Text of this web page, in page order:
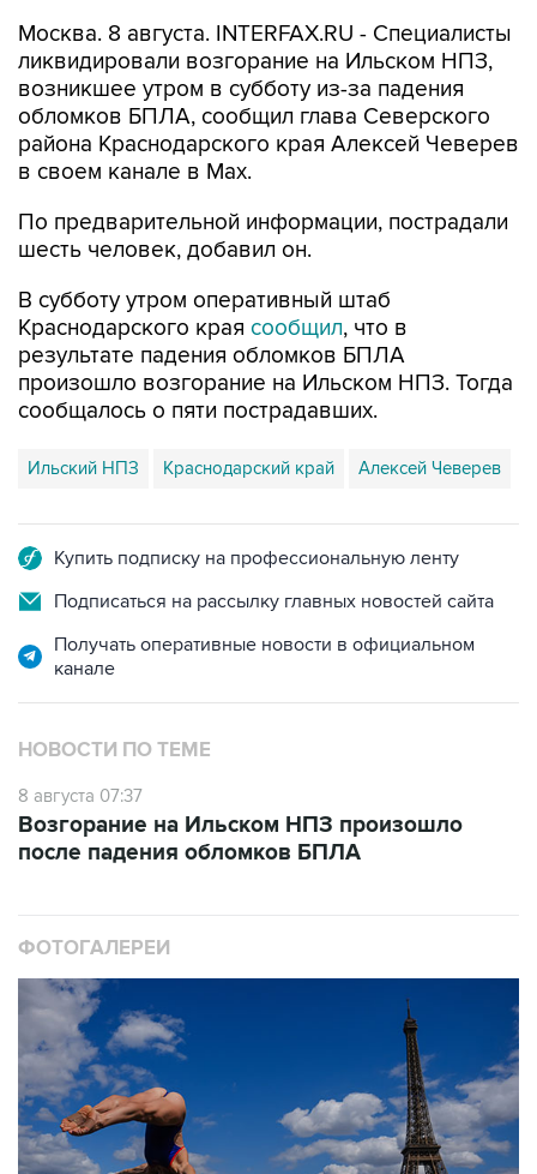
Москва. 8 августа. INTERFAX.RU - Специалисты
ликвидировали возгорание на Ильском НПЗ,
возникшее утром в субботу из-за падения
обломков БПЛА, сообщил глава Северского
района Краснодарского края Алексей Чеверев
в своем канале в Max.
По предварительной информации, пострадали
шесть человек, добавил он.
В субботу утром оперативный штаб
Краснодарского края сообщил, что в
результате падения обломков БПЛА
произошло возгорание на Ильском НПЗ. Тогда
сообщалось о пяти пострадавших.
Ильский НПЗ Краснодарский край Алексей Чеверев
Купить подписку на профессиональную ленту
Подписаться на рассылку главных новостей сайта
Получать оперативные новости в официальном
канале
НОВОСТИ ПО ТЕМЕ
8 августа 07:37
Возгорание на Ильском НПЗ произошло
после падения обломков БПЛА
ФОТОГАЛЕРЕИ